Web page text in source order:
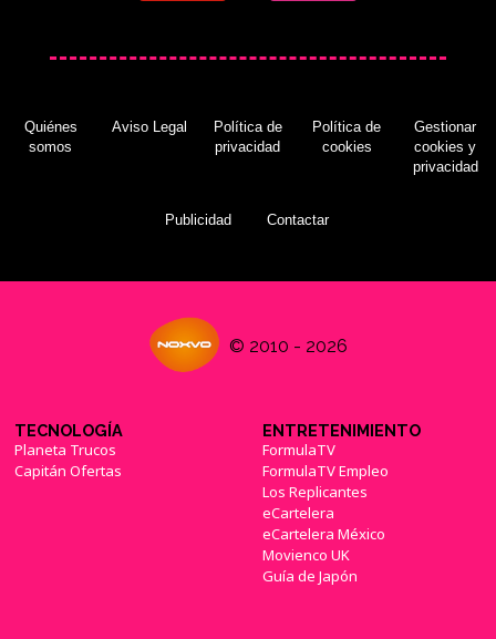
Quiénes
somos
Aviso Legal
Política de
privacidad
Política de
cookies
Gestionar
cookies y
privacidad
Publicidad Contactar
© 2010 - 2026
TECNOLOGÍA
Planeta Trucos
Capitán Ofertas
ENTRETENIMIENTO
FormulaTV
FormulaTV Empleo
Los Replicantes
eCartelera
eCartelera México
Movienco UK
Guía de Japón